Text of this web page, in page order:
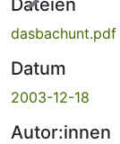
dasbachunt.pdf
Datum
2003-12-18
Autor:innen